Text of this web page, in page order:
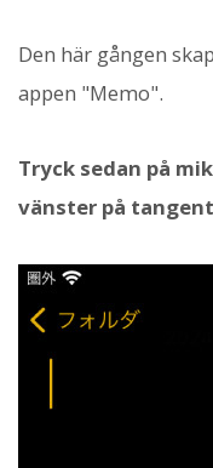
Den här gången
appen "Memo".
Tryck sedan på
vänster på